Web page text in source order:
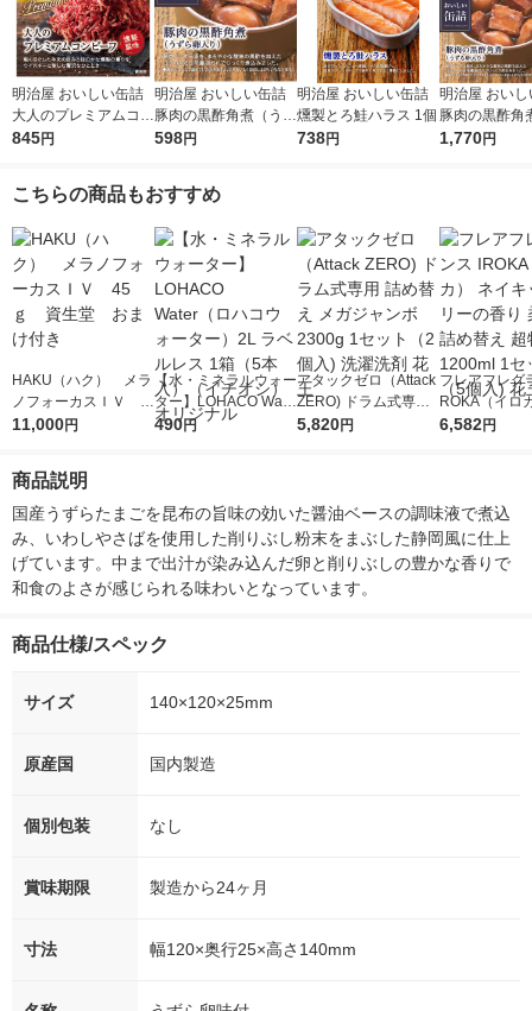
明治屋 おいしい缶詰
大人のプレミアムコン
ビーフ 燻製風味 1個
845円
明治屋 おいしい缶詰
豚肉の黒酢角煮（うず
ら卵入り） 1個
598円
明治屋 おいしい缶詰
燻製とろ鮭ハラス 1個
738円
明治屋 おいし
豚肉の黒酢角
ら卵入り） 1
1,770円
こちらの商品もおすすめ
HAKU（ハク） メラ
ノフォーカスＩＶ 4
5ｇ 資生堂 おまけ
11,000円
【水・ミネラルウォー
ター】LOHACO Wate
r（ロハコウォータ
490円
アタックゼロ（Attack
ZERO) ドラム式専用
詰め替え メガジャン
5,820円
フレアフレグ
ROKA（イロ
イキッドリリ
6,582円
商品説明
国産うずらたまごを昆布の旨味の効いた醤油ベースの調味液で煮込
み、いわしやさばを使用した削りぶし粉末をまぶした静岡風に仕上
げています。中まで出汁が染み込んだ卵と削りぶしの豊かな香りで
和食のよさが感じられる味わいとなっています。
商品仕様/スペック
サイズ 140×120×25mm
原産国 国内製造
個別包装 なし
賞味期限 製造から24ヶ月
寸法 幅120×奥行25×高さ140mm